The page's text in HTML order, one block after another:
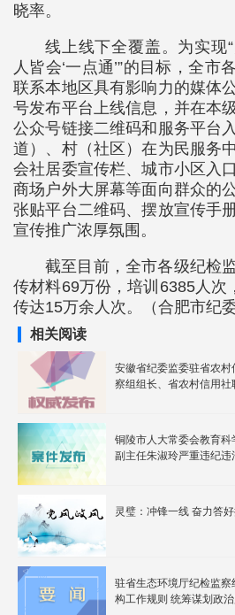
晓率。
线上线下全覆盖。为实现
人皆会‘一点通’”的目标，全市
联系本地区具有影响力的媒体
号发布平台上线信息，并在本
公众号链接二维码和服务平台
道）、村（社区）在为民服务
会社居委宣传栏、城市小区入
商场户外大屏幕等面向群众的
张贴平台二维码、摆放宣传手
宣传推广浓厚氛围。
截至目前，全市各级纪检
传材料69万份，培训6385人次
传达15万余人次。（合肥市纪委
相关阅读
安徽省纪委监委驻省农
察组组长、省农村信用社
铜陵市人大常委会教育
副主任朱淑玲严重违纪
灵璧：冲锋一线 奋力答
驻省生态环境厅纪检监
构工作规则 统筹谋划政